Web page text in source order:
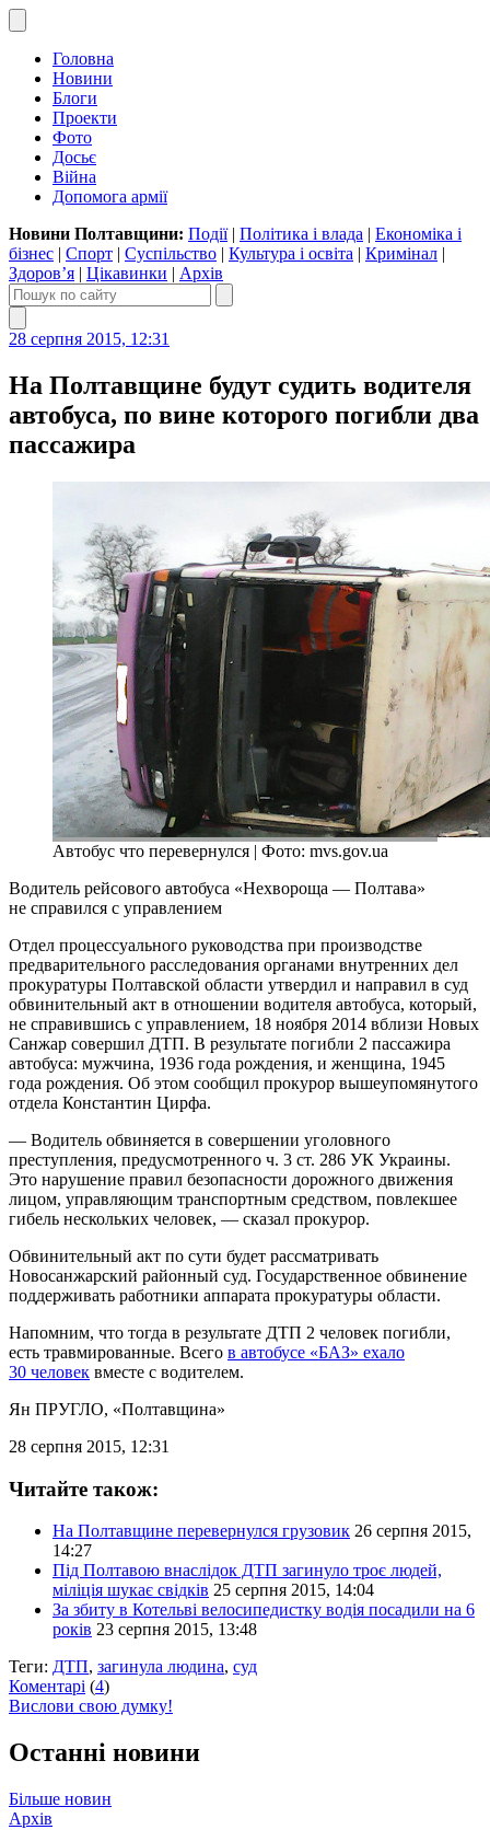
Головна
Новини
Блоги
Проекти
Фото
Досьє
Війна
Допомога армії
Новини Полтавщини: Події| Політика і влада | Економіка і
бізнес | Спорт | Суспільство | Культура і освіта | Кримінал |
Здоров’я | Цікавинки | Архів
28 серпня 2015, 12:31
На Полтавщине будут судить водителя
автобуса, по вине которого погибли два
пассажира
Автобус что перевернулся | Фото: mvs.gov.ua
Водитель рейсового автобуса «Нехвороща — Полтава»
не справился с управлением
Отдел процессуального руководства при производстве
предварительного расследования органами внутренних дел
прокуратуры Полтавской области утвердил и направил в суд
обвинительный акт в отношении водителя автобуса, который,
не справившись с управлением, 18 ноября 2014 вблизи Новых
Санжар совершил ДТП. В результате погибли 2 пассажира
автобуса: мужчина, 1936 года рождения, и женщина, 1945
года рождения. Об этом сообщил прокурор вышеупомянутого
отдела Константин Цирфа.
— Водитель обвиняется в совершении уголовного
преступления, предусмотренного ч. 3 ст. 286 УК Украины.
Это нарушение правил безопасности дорожного движения
лицом, управляющим транспортным средством, повлекшее
гибель нескольких человек, — сказал прокурор.
Обвинительный акт по сути будет рассматривать
Новосанжарский районный суд. Государственное обвинение
поддерживать работники аппарата прокуратуры области.
Напомним, что тогда в результате ДТП 2 человек погибли,
есть травмированные. Всего в автобусе «БАЗ» ехало
30 человек вместе с водителем.
Ян ПРУГЛО, «Полтавщина»
28 серпня 2015, 12:31
Читайте також:
На Полтавщине перевернулся грузовик 26 серпня 2015,
14:27
Під Полтавою внаслідок ДТП загинуло троє людей,
міліція шукає свідків 25 серпня 2015, 14:04
За збиту в Котельві велосипедистку водія посадили на 6
років 23 серпня 2015, 13:48
Теги: ДТП, загинула людина, суд
Коментарі (4)
Вислови свою думку!
Останні новини
Більше новин
Архів